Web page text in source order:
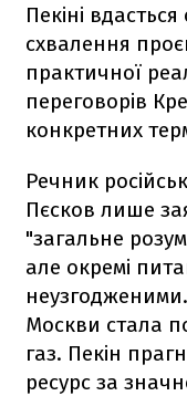
Пекіні
схвалення
практичної
переговорів
конкретних
Речник
Пєсков лише
"загальне
але окремі
Москви стала
газ. Пекін
ресурс за